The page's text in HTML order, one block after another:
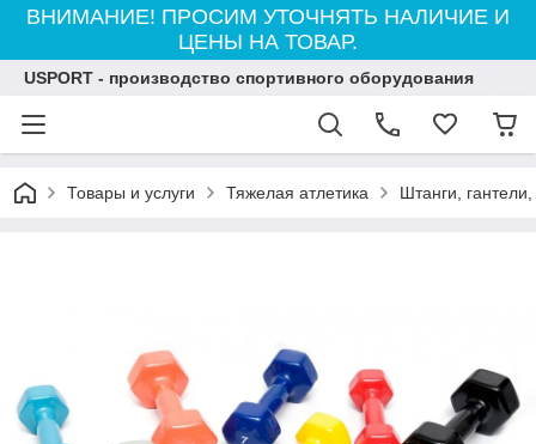
ВНИМАНИЕ! ПРОСИМ УТОЧНЯТЬ НАЛИЧИЕ И
ЦЕНЫ НА ТОВАР.
USPORT - производство спортивного оборудования
Товары и услуги Тяжелая атлетика Штанги,